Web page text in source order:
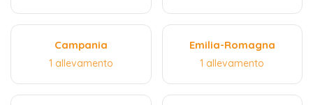
Campania
1 allevamento
Emilia-Romagna
1 allevamento